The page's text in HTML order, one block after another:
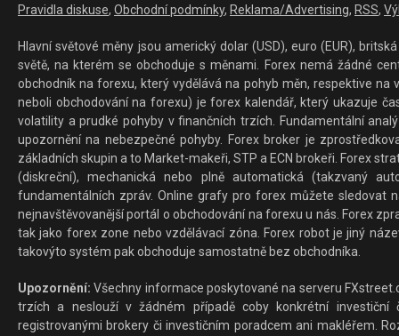
Pravidla diskuse, Obchodní podmínky, Reklama/Advertising, RSS,
Hlavní světové měny jsou americký dolar (USD), euro (EUR),
světě, na kterém se obchoduje s měnami. Forex nemá žádné
obchodník na forexu, který vydělává na pohyb měn, respektive
neboli obchodování na forexu) je forex kalendář, který ukazuje
volatility a prudké pohyby v finančních trzích. Fundamentální
upozornění na nebezpečné pohyby. Forex broker je
základních skupin a to Market-makeři, STP a ECN brokeři. Forex
(diskreční), mechanická nebo plně automatická (takzvaný
fundamentálních zpráv. Online grafy pro forex můžete sledovat
nejnavštěvovanější portál o obchodování na forexu u nás. Forex
tak jako forex zone nebo vzdělávací zóna. Forex robot je jiný
takovýto systém pak obchoduje samostatně bez obchodníka.
Upozornění: Všechny informace poskytované na serveru
trzích a neslouží v žádném případě coby konkrétní investiční
registrovanými brokery či investičním poradcem ani makléřem.